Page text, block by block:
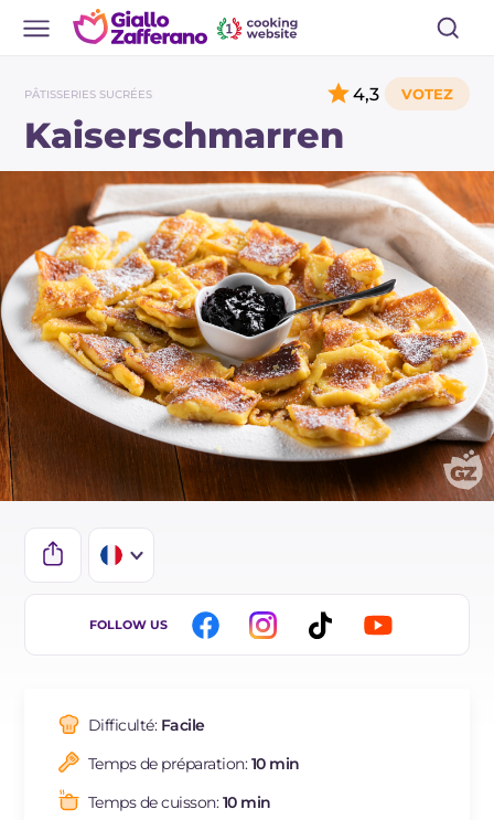
PÂTISSERIES SUCRÉES
Kaiserschmarren
4,3
IT
ES
BR
NL
FOLLOW US
Difficulté: Facile
Temps de préparation:10 min
Temps de cuisson:10 min